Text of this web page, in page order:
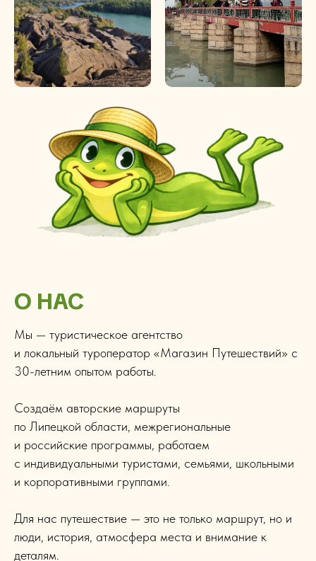
О НАС
Мы — туристическое агентство
и локальный туроператор «Магазин Путешествий» с
30-летним опытом работы.
Создаём авторские маршруты
по Липецкой области, межрегиональные
и российские программы, работаем
с индивидуальными туристами, семьями, школьными
и корпоративными группами.
Для нас путешествие — это не только маршрут, но и
люди, история, атмосфера места и внимание к
деталям.